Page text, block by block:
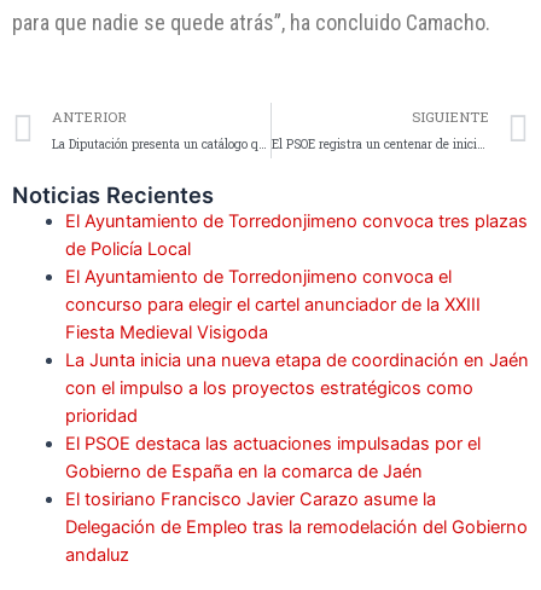
para que nadie se quede atrás”, ha concluido Camacho.
ANTERIOR
La Diputación presenta un catálogo que reúne la oferta ecoturista del Parque Natural de las Sierras de Cazorla, Segura y Las Villas
SIGUIENTE
El PSOE registra un centenar de iniciativas para que la Junta detalle las ayudas frente a los daños del temporal en Jaén
Noticias Recientes
El Ayuntamiento de Torredonjimeno convoca tres plazas
de Policía Local
El Ayuntamiento de Torredonjimeno convoca el
concurso para elegir el cartel anunciador de la XXIII
Fiesta Medieval Visigoda
La Junta inicia una nueva etapa de coordinación en Jaén
con el impulso a los proyectos estratégicos como
prioridad
El PSOE destaca las actuaciones impulsadas por el
Gobierno de España en la comarca de Jaén
El tosiriano Francisco Javier Carazo asume la
Delegación de Empleo tras la remodelación del Gobierno
andaluz